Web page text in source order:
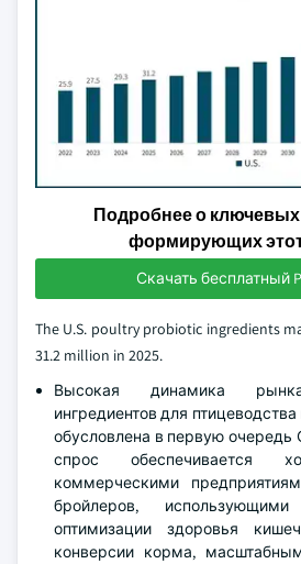
Подробнее о ключевых
формирующих
Скачать бесплатный
The U.S. poultry probiotic ingredients
31.2 million in 2025.
Высокая динамика рынка
ингредиентов для
обусловлена в первую очередь
спрос обеспечивается
коммерческими
бройлеров,
оптимизации здоровья
конверсии корма,